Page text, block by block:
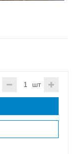
шт